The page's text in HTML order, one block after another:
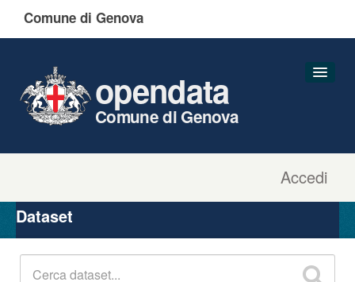
Comune di Genova
Accedi
opendata
Comune di Genova
Organizzazioni
Gruppi
Dataset